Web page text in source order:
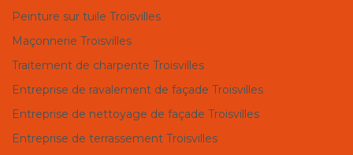
Peinture sur tuile Troisvilles
Maçonnerie Troisvilles
Traitement de charpente Troisvilles
Entreprise de ravalement de façade Troisvilles
Entreprise de nettoyage de façade Troisvilles
Entreprise de terrassement Troisvilles